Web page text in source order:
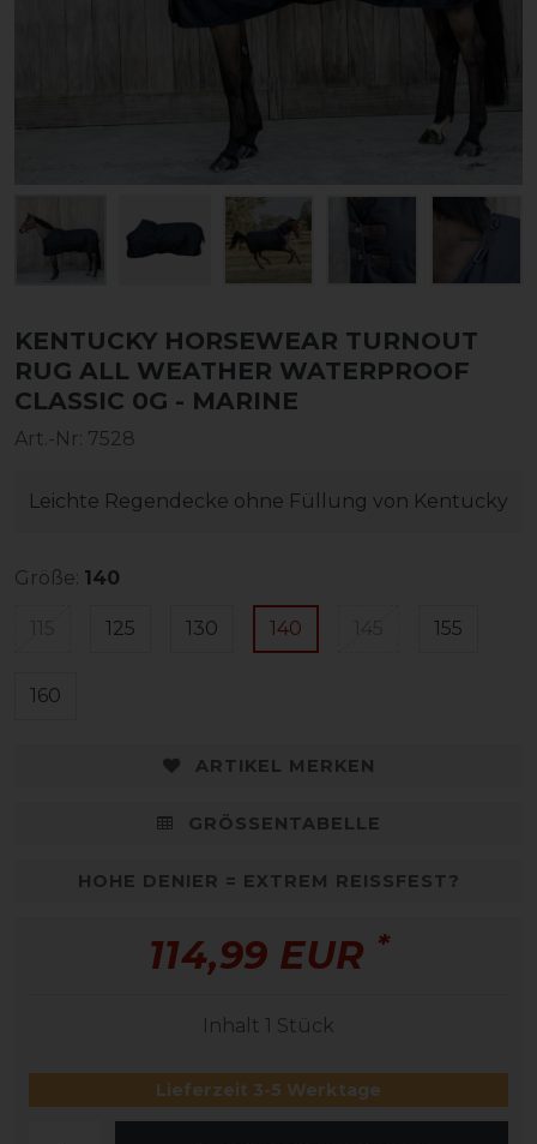
KENTUCKY HORSEWEAR TURNOUT
RUG ALL WEATHER WATERPROOF
CLASSIC 0G - MARINE
Art.-Nr: 7528
Leichte Regendecke ohne Füllung von Kentucky
Größe: 140
125 130 140 155
160
ARTIKEL MERKEN
GRÖSSENTABELLE
HOHE DENIER = EXTREM REISSFEST?
114,99 EUR *
Inhalt 1 Stück
Lieferzeit 3-5 Werktage